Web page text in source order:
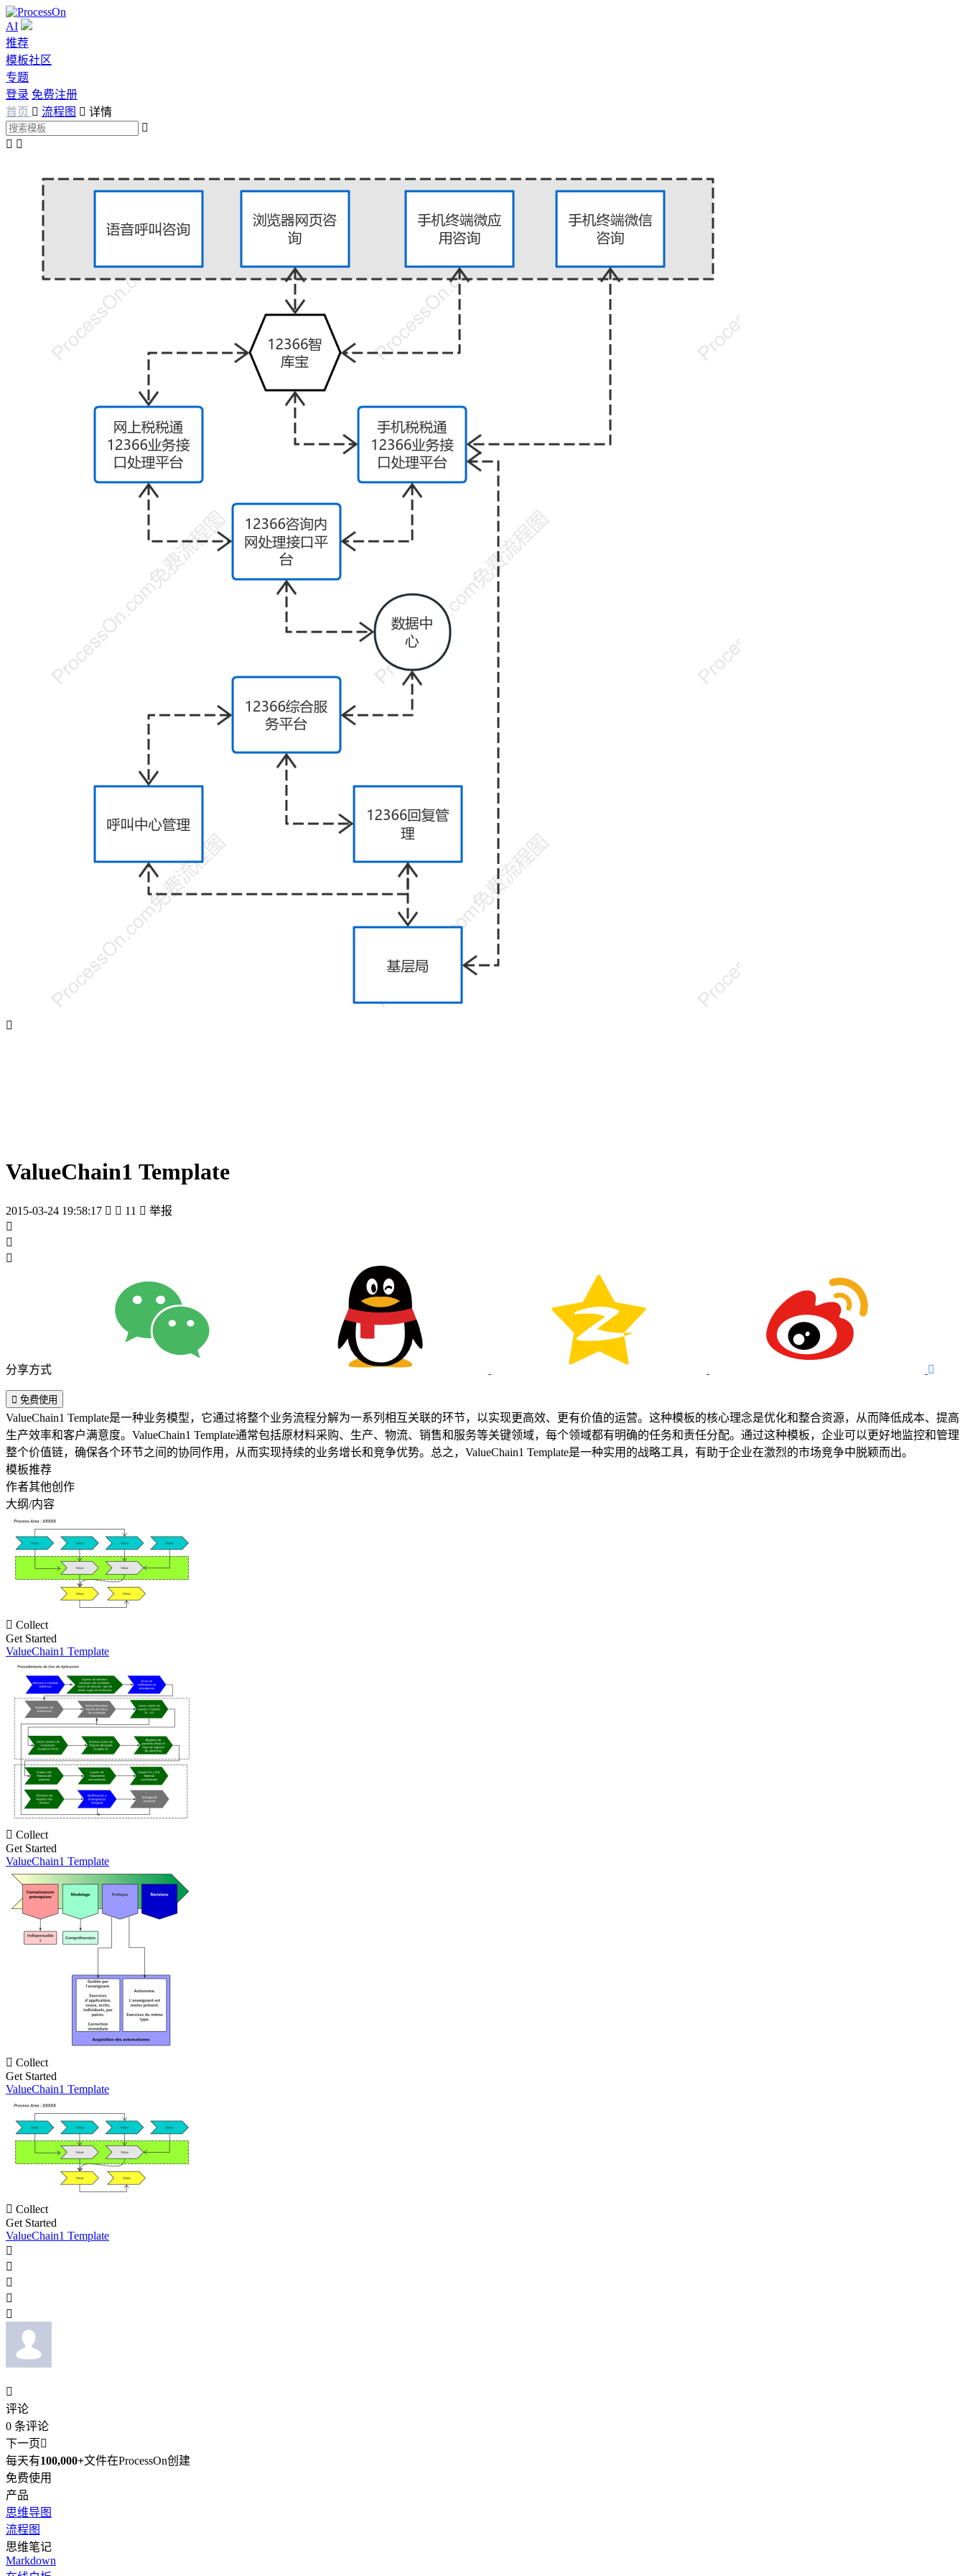
AI
推荐
模板社区
专题
登录 免费注册
首页  流程图  详情

 

ValueChain1 Template
2015-03-24 19:58:17   11  举报



分享方式 
 免费使用
ValueChain1 Template是一种业务模型，它通过将整个业务流程分解为一系列相互关联的环节，以实现更高效、更有价值的运营。这种模板的核心理念是优化和整合资源，从而降低成本、提高
生产效率和客户满意度。ValueChain1 Template通常包括原材料采购、生产、物流、销售和服务等关键领域，每个领域都有明确的任务和责任分配。通过这种模板，企业可以更好地监控和管理
整个价值链，确保各个环节之间的协同作用，从而实现持续的业务增长和竞争优势。总之，ValueChain1 Template是一种实用的战略工具，有助于企业在激烈的市场竞争中脱颖而出。
模板推荐
作者其他创作
大纲/内容
 Collect
Get Started
ValueChain1 Template
 Collect
Get Started
ValueChain1 Template
 Collect
Get Started
ValueChain1 Template
 Collect
Get Started
ValueChain1 Template






评论
0 条评论
下一页
每天有100,000+文件在ProcessOn创建
免费使用
产品
思维导图
流程图
思维笔记
Markdown